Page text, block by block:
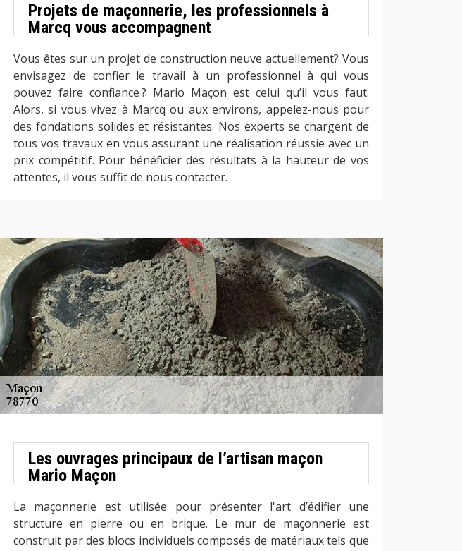
Projets de maçonnerie, les professionnels à
Marcq vous accompagnent
Vous êtes sur un projet de construction neuve actuellement? Vous
envisagez de confier le travail à un professionnel à qui vous
pouvez faire confiance ? Mario Maçon est celui qu’il vous faut.
Alors, si vous vivez à Marcq ou aux environs, appelez-nous pour
des fondations solides et résistantes. Nos experts se chargent de
tous vos travaux en vous assurant une réalisation réussie avec un
prix compétitif. Pour bénéficier des résultats à la hauteur de vos
attentes, il vous suffit de nous contacter.
Les ouvrages principaux de l’artisan maçon
Mario Maçon
La maçonnerie est utilisée pour présenter l'art d’édifier une
structure en pierre ou en brique. Le mur de maçonnerie est
construit par des blocs individuels composés de matériaux tels que